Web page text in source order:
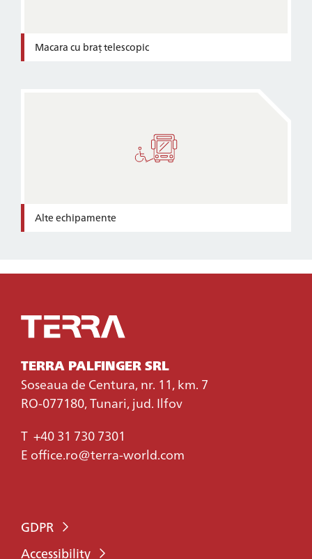
Macara cu braț telescopic
Alte echipamente
TERRA PALFINGER SRL
Soseaua de Centura, nr. 11, km. 7
RO-077180, Tunari, jud. Ilfov
T +40 31 730 7301
E office.ro@terra-world.com
GDPR
Accessibility